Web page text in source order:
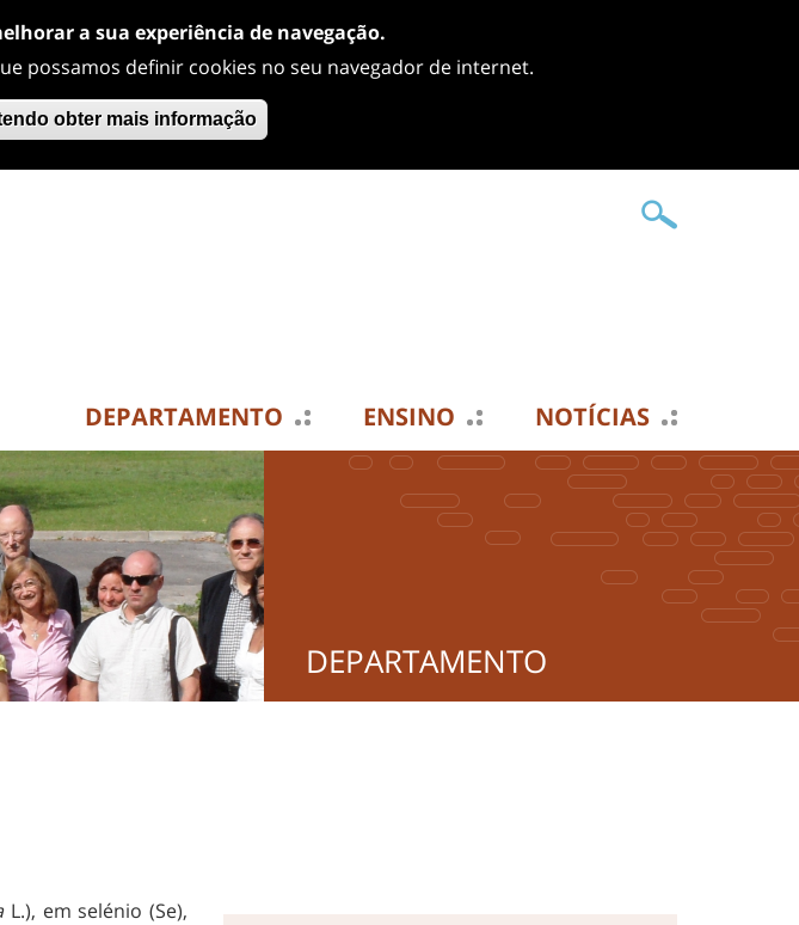
a sua experiência de navegação.
possamos definir cookies no seu navegador de internet.
obter mais informação
DEPARTAMENTO ENSINO NOTÍCIAS
DEPARTAMENTO
L.), em selénio (Se),